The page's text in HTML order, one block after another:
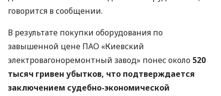
говорится в сообщении.
В результате покупки оборудования по
завышенной цене ПАО «Киевский
электровагоноремонтный завод» понес около 520
тысяч гривен убытков, что подтверждается
заключением судебно-экономической